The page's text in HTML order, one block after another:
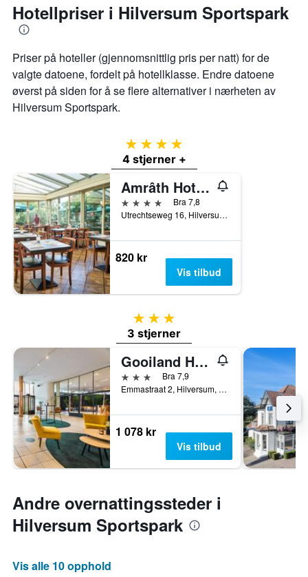
Hotellpriser i Hilversum Sportspark
Priser på hoteller (gjennomsnittlig pris per natt) for de
valgte datoene, fordelt på hotellklasse. Endre datoene
øverst på siden for å se flere alternativer i nærheten av
Hilversum Sportspark.
4 stjerner
4 stjerner +
Amrâth Hotel Lapershoek Arenapark
4 stjerner
Bra 7,8
Utrechtseweg 16, Hilversum, Nord-Holland, Nederland
820 kr
Vis tilbud
3 stjerner
3 stjerner
Gooiland Hotel
3 stjernerBra 7,9
Emmastraat 2, Hilversum, Nord-Holland, Nederland
1 078 kr
Vis tilbud
Andre overnattingssteder i
Hilversum Sportspark
Vis alle 10 opphold